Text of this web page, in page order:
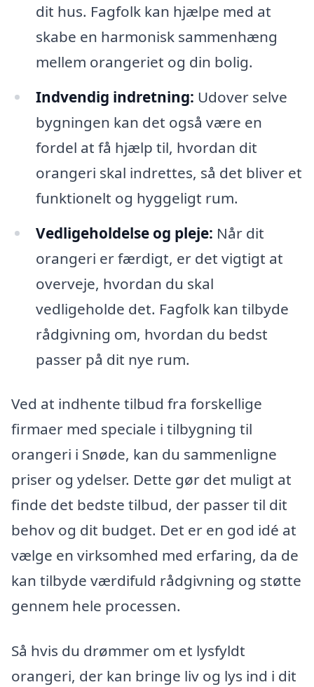
dit hus. Fagfolk kan hjælpe med at
skabe en harmonisk sammenhæng
mellem orangeriet og din bolig.
Indvendig indretning: Udover selve
bygningen kan det også være en
fordel at få hjælp til, hvordan dit
orangeri skal indrettes, så det bliver et
funktionelt og hyggeligt rum.
Vedligeholdelse og pleje: Når dit
orangeri er færdigt, er det vigtigt at
overveje, hvordan du skal
vedligeholde det. Fagfolk kan tilbyde
rådgivning om, hvordan du bedst
passer på dit nye rum.
Ved at indhente tilbud fra forskellige
firmaer med speciale i tilbygning til
orangeri i Snøde, kan du sammenligne
priser og ydelser. Dette gør det muligt at
finde det bedste tilbud, der passer til dit
behov og dit budget. Det er en god idé at
vælge en virksomhed med erfaring, da de
kan tilbyde værdifuld rådgivning og støtte
gennem hele processen.
Så hvis du drømmer om et lysfyldt
orangeri, der kan bringe liv og lys ind i dit